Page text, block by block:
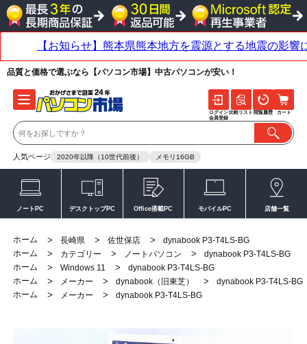
品質と価格で選ぶなら【パソコン市場】中古パソコンが安い！
人気ページ 2020年以降（10世代前後） メモリ16GB
ログイン
会員登録
比較リスト 閲覧履歴 カート
ノートPC デスクトップPC Office搭載PC モバイルPC 店舗一覧
ホーム > 長崎県 > 佐世保店 >
dynabook P3-T4LS-BG
ホーム
> カテゴリー > ノートパソコン >
dynabook P3-T4LS-BG
ホーム
> Windows 11 >
dynabook P3-T4LS-BG
ホーム
> メーカー > dynabook（旧東芝） >
dynabook P3-T4LS-BG
ホーム
> メーカー > dynabook P3-T4LS-BG